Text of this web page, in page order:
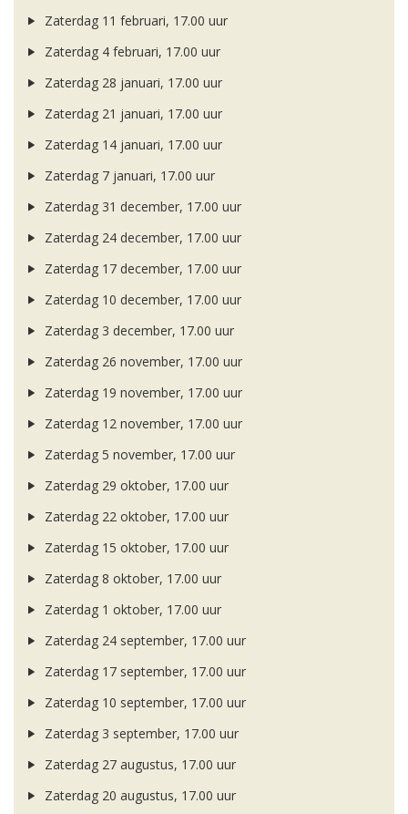
Zaterdag 11 februari, 17.00 uur
Zaterdag 4 februari, 17.00 uur
Zaterdag 28 januari, 17.00 uur
Zaterdag 21 januari, 17.00 uur
Zaterdag 14 januari, 17.00 uur
Zaterdag 7 januari, 17.00 uur
Zaterdag 31 december, 17.00 uur
Zaterdag 24 december, 17.00 uur
Zaterdag 17 december, 17.00 uur
Zaterdag 10 december, 17.00 uur
Zaterdag 3 december, 17.00 uur
Zaterdag 26 november, 17.00 uur
Zaterdag 19 november, 17.00 uur
Zaterdag 12 november, 17.00 uur
Zaterdag 5 november, 17.00 uur
Zaterdag 29 oktober, 17.00 uur
Zaterdag 22 oktober, 17.00 uur
Zaterdag 15 oktober, 17.00 uur
Zaterdag 8 oktober, 17.00 uur
Zaterdag 1 oktober, 17.00 uur
Zaterdag 24 september, 17.00 uur
Zaterdag 17 september, 17.00 uur
Zaterdag 10 september, 17.00 uur
Zaterdag 3 september, 17.00 uur
Zaterdag 27 augustus, 17.00 uur
Zaterdag 20 augustus, 17.00 uur